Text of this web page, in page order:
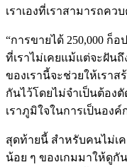
เราเองที่เราสามารถค
“การขายได้ 250,000 ก็
ที่เราไม่เคยแม้แต่จะฝัน
ของเรานี้จะช่วยให้เราส
กันไว้โดยไม่จำเป็นต้อง
เราภูมิใจในการเป็นองค์
สุดท้ายนี้ สำหรับคนไม่เ
น้อย ๆ ของเกมมาให้ดูกั